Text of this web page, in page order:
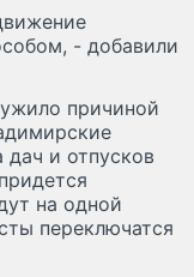
- добавили
причиной
и отпусков
на одной
переключатся